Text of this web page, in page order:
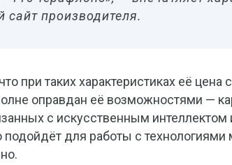
производителя.
при таких характеристиках её
оправдан её возможностями —
с искусственным
подойдёт для работы с